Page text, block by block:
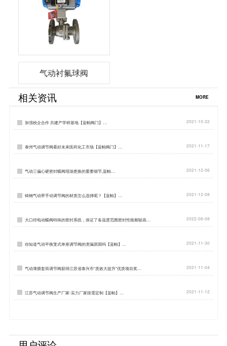
气动衬氟球阀
相关资讯 MORE
加强校企合作 共建产学研基地【蓝帕阀门】… 2021-10-22
泰州气动调节阀看好未来医药化工市场【蓝帕阀门】… 2021-11-17
气动三偏心硬密封蝶阀现场更换的重要细节,蓝帕… 2021-12-06
铸钢气动带手动调节阀的材质怎么选择呢？【蓝帕】… 2021-12-08
大口径电动蝶阀特殊的密封系统，保证了各温度范围密封性能都较高… 2022-08-08
你知道气动平衡笼式单座调节阀的泄漏原因吗【蓝帕】… 2021-11-30
气动薄膜套筒调节阀获得江苏省泰兴市“质效大提升”优质项目奖… 2021-11-04
江苏气动调节阀生产厂家-实力厂家按需定制【蓝帕】… 2021-11-12